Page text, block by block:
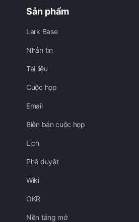
Sản phẩm
Lark Base
Nhắn tin
Tài liệu
Cuộc họp
Email
Biên bản cuộc họp
Lịch
Phê duyệt
Wiki
OKR
Nền tảng mở